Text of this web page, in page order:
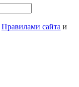
Правилами сайта и